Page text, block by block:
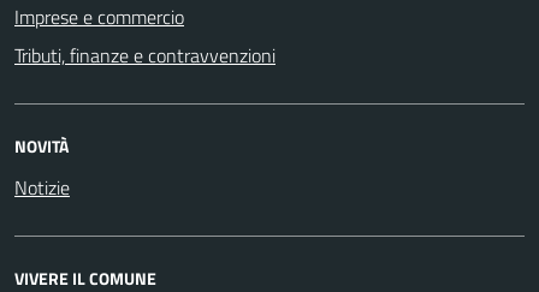
Imprese e commercio
Tributi, finanze e contravvenzioni
NOVITÀ
Notizie
VIVERE IL COMUNE